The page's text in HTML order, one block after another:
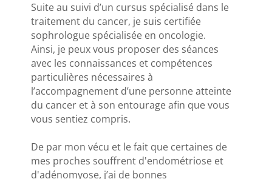
Suite au suivi d’un cursus spécialisé dans le
traitement du cancer, je suis certifiée
sophrologue spécialisée en oncologie.
Ainsi, je peux vous proposer des séances
avec les connaissances et compétences
particulières nécessaires à
l’accompagnement d’une personne atteinte
du cancer et à son entourage afin que vous
vous sentiez compris.
De par mon vécu et le fait que certaines de
mes proches souffrent d'endométriose et
d'adénomyose, j’ai de bonnes